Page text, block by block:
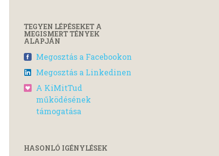
TEGYEN LÉPÉSEKET A
MEGISMERT TÉNYEK
ALAPJÁN
Megosztás a Facebookon
Megosztás a Linkedinen
A KiMitTud
működésének
támogatása
HASONLÓ IGÉNYLÉSEK